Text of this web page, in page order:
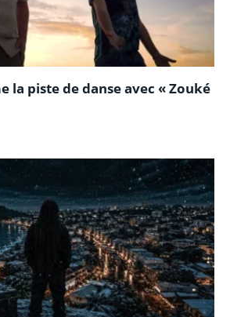
la piste de danse avec « Zouké